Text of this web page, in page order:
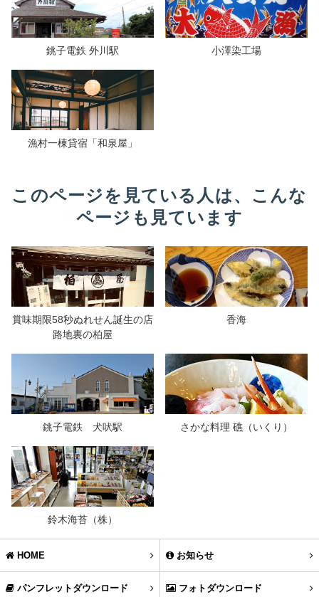
銚子電鉄 外川駅 小澤染工場
漁村一棟貸宿「和泉屋」
このページを見ている人は、こんな
ページも見ています
賞味期限58秒ぬれせん誕生の店
路地裏の柏屋
香海
銚子電鉄 犬吠駅 さかな料理 礁（いくり）
鈴木海苔（株）
HOME お知らせ
パンフレットダウンロード フォトダウンロード